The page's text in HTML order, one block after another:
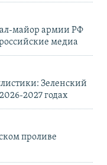
майор армии РФ
медиа
Зеленский
2027 годах
проливе